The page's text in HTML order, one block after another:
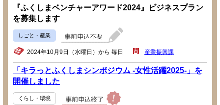
『ふくしまベンチャーアワード2024』ビジネスプラン
を募集します
しごと・産業
2024年10月9日（水曜日）から 毎日 産業振興課
「キラっとふくしまシンポジウム -女性活躍2025-」を
開催しました
くらし・環境